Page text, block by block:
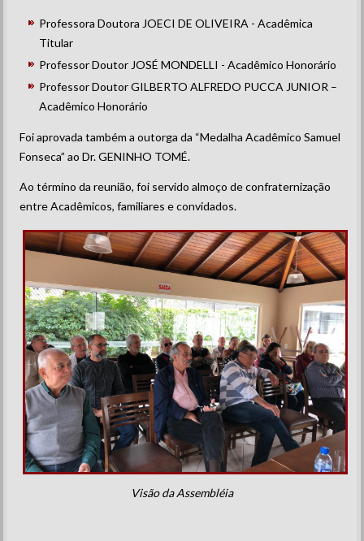
Professora Doutora JOECI DE OLIVEIRA - Acadêmica
Titular
Professor Doutor JOSÉ MONDELLI - Acadêmico Honorário
Professor Doutor GILBERTO ALFREDO PUCCA JUNIOR –
Acadêmico Honorário
Foi aprovada também a outorga da “Medalha Acadêmico Samuel
Fonseca” ao Dr. GENINHO TOMÉ.
Ao término da reunião, foi servido almoço de confraternização
entre Acadêmicos, familiares e convidados.
Visão da Assembléia